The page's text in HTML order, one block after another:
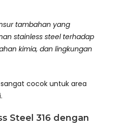
tambahan yang
stainless steel terhadap
kimia, dan lingkungan
cocok untuk area
Steel 316 dengan